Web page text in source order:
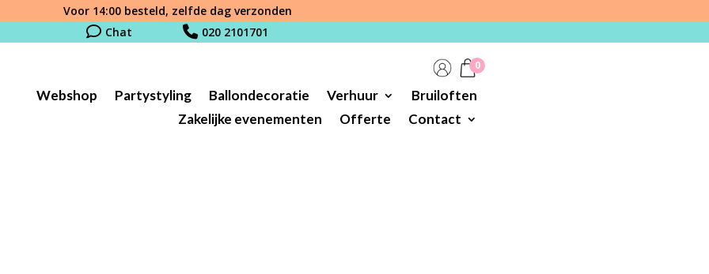
Voor 14:00 besteld, zelfde dag verzonden
Chat
020 2101701
0
Webshop Partystyling Ballondecoratie Verhuur
Bruiloften
Zakelijke evenementen
Offerte Contact